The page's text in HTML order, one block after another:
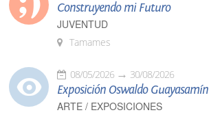
Construyendo mi Futuro
JUVENTUD
Tamames
08/05/2026 30/08/2026
Exposición Oswaldo Guayasamín
ARTE / EXPOSICIONES